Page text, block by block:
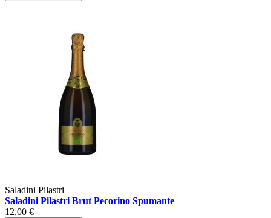
Saladini Pilastri
Saladini Pilastri Brut Pecorino Spumante
12,00 €